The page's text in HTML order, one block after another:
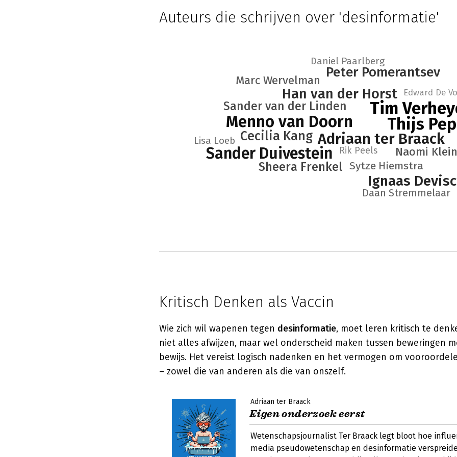
Auteurs die schrijven over 'desinformatie'
Tim
Thijs
Menno van Doorn
Sander Duivestein
Adriaan ter Braack
Ignaas
Han van der Horst
Peter Pomerantsev
Cecilia Kang
Sheera Frenkel
Sander van der Linden
Naomi Klein
Marc Wervelman
Sytze Hiemstra
Daan Stremmelaar
Lisa Loeb
Daniel Paarlberg
Rik Peels
Edward De
Kritisch Denken als Vaccin
Wie zich wil wapenen tegen desinformatie, moet leren kritisch te
niet alles afwijzen, maar wel onderscheid maken tussen beweringen
bewijs. Het vereist logisch nadenken en het vermogen om
– zowel die van anderen als die van onszelf.
Adriaan ter Braack
Eigen onderzoek eerst
Wetenschapsjournalist Ter Braack legt bloot hoe
media pseudowetenschap en desinformatie